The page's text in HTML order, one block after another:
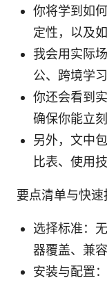
你将学到如
定性，以及
我会用实际
公、跨境学
你还会看到
确保你能立
另外，文中
比表、使用
要点清单与快速
选择标准：
器覆盖、兼
安装与配置